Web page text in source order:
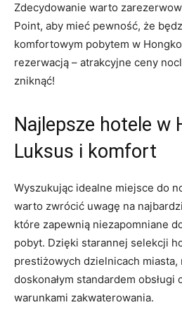
Zdecydowanie warto
Point, aby mieć pewność, że
komfortowym‌ pobytem w⁣
rezerwacją – ⁣atrakcyjne⁣ ceny
zniknąć!
Najlepsze hotele w
Luksus i komfort
Wyszukując ‌idealne miejsce do
warto zwrócić‍ uwagę na
które zapewnią niezapomniane
pobyt. Dzięki starannej selekcji
prestiżowych dzielnicach miasta,
doskonałym standardem‍ obsługi
warunkami​ zakwaterowania.